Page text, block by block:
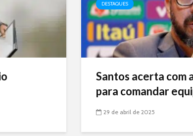
DESTAQUES
Santos acerta com
para comandar
29 de abril de 2025